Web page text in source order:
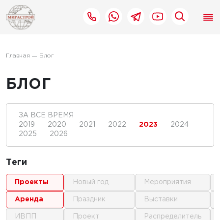
Главная Блог
БЛОГ
ЗА ВСЕ ВРЕМЯ
2019
2020 2021 2022 2023
2024
2025
2026
Теги
проекты
аренда
ИВПП
новый год
праздник
проект
мероприятия
выставки
распределитель